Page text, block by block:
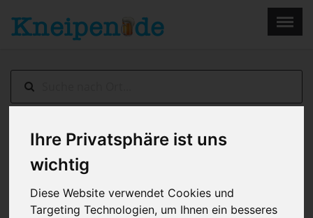
Ihre Privatsphäre ist uns
wichtig
Diese Website verwendet Cookies und
Targeting Technologien, um Ihnen ein besseres
UNSERE BELIEBTESTEN KNEIPEN, BARS &
RESTAURANTS IN GELSENKIRCHEN
Menu ×
Impressum